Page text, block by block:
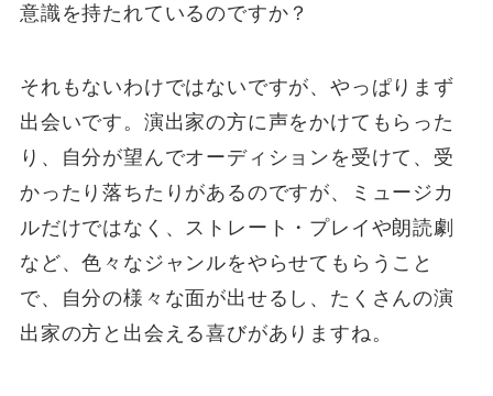
意識を持たれているのですか？
それもないわけではないですが、やっぱりまず
出会いです。演出家の方に声をかけてもらった
り、自分が望んでオーディションを受けて、受
かったり落ちたりがあるのですが、ミュージカ
ルだけではなく、ストレート・プレイや朗読劇
など、色々なジャンルをやらせてもらうこと
で、自分の様々な面が出せるし、たくさんの演
出家の方と出会える喜びがありますね。